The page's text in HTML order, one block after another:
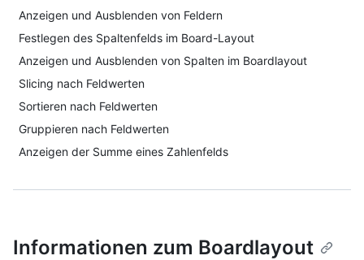
Anzeigen und Ausblenden von Feldern
Festlegen des Spaltenfelds im Board-Layout
Anzeigen und Ausblenden von Spalten im Boardlayout
Slicing nach Feldwerten
Sortieren nach Feldwerten
Gruppieren nach Feldwerten
Anzeigen der Summe eines Zahlenfelds
Informationen zum Boardlayout